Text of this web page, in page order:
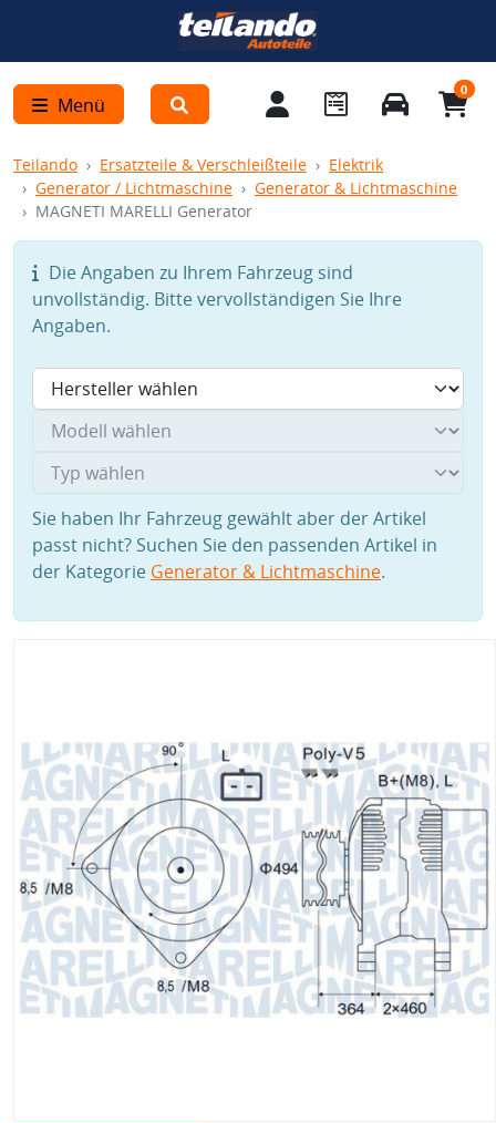
Menü
0
Teilando Ersatzteile & Verschleißteile
Elektrik
Generator / Lichtmaschine
Generator & Lichtmaschine
MAGNETI MARELLI Generator
Die Angaben zu Ihrem Fahrzeug sind
unvollständig. Bitte vervollständigen Sie Ihre
Angaben.
Sie haben Ihr Fahrzeug gewählt aber der Artikel
passt nicht? Suchen Sie den passenden Artikel in
der Kategorie Generator & Lichtmaschine.